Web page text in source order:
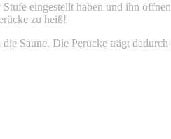
eingestellt haben und ihn
zu heiß!
Saune. Die Perücke trägt